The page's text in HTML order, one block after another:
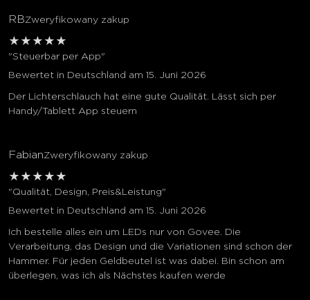
RBZweryfikowany zakup
★ ★ ★ ★ ★
"Steuerbar per App"
Bewertet in Deutschland am 15. Juni 2026
Der Lichterschlauch hat eine gute Qualität. Lässt sich per
Handy/Tablett App steuern
FabianZweryfikowany zakup
★ ★ ★ ★ ★
"Qualität, Design, Preis&Leistung"
Bewertet in Deutschland am 15. Juni 2026
Ich bestelle alles ein um LEDs nur von Govee. Die
Verarbeitung, das Design und die Variationen sind schon der
Hammer. Für jeden Geldbeutel ist was dabei. Bin schon am
überlegen, was ich als Nächstes kaufen werde